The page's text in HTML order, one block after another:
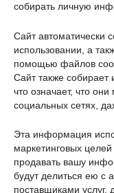
собирать личную
Сайт автоматически
использовании, а
помощью файлов
Сайт также собирает
что означает, что
социальных сетях,
Эта информация
маркетинговых
продавать вашу
будут делиться ею
поставщиками услуг,